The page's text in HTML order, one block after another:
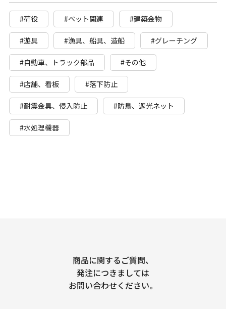
#荷役 #ペット関連 #建築金物
#遊具 #漁具、船具、造船 #グレーチング
#自動車、トラック部品 #その他
#店舗、看板 #落下防止
#耐震金具、侵入防止 #防鳥、遮光ネット
#水処理機器
商品に関するご質問、
発注につきましては
お問い合わせください。